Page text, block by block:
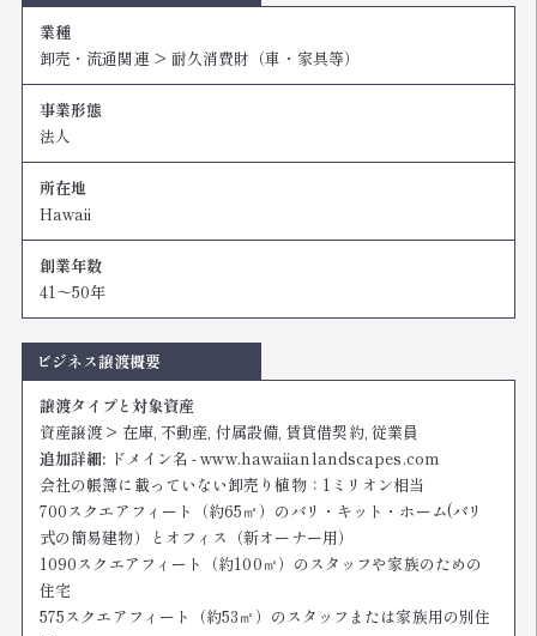
業種
卸売・流通関連
耐久消費財（車・家具等）
事業形態
法人
所在地
Hawaii
創業年数
41〜50年
ビジネス譲渡概要
譲渡タイプと対象資産
資産譲渡 > 在庫, 不動産, 付属設備, 賃貸借契約, 従業員
追加詳細: ドメイン名 - www.hawaiianlandscapes.com
会社の帳簿に載っていない卸売り植物：1ミリオン相当
700スクエアフィート（約65㎡）のバリ・キット・ホーム(バリ
式の簡易建物）とオフィス（新オーナー用）
1090スクエアフィート（約100㎡）のスタッフや家族のための
住宅
575スクエアフィート（約53㎡）のスタッフまたは家族用の別住